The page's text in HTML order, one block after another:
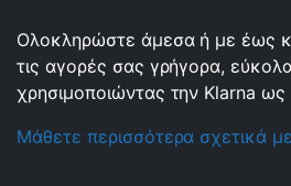
Ολοκληρώστε άμεσα ή με έως
τις αγορές σας γρήγορα,
χρησιμοποιώντας την Klarna
Μάθετε περισσότερα σχετικά